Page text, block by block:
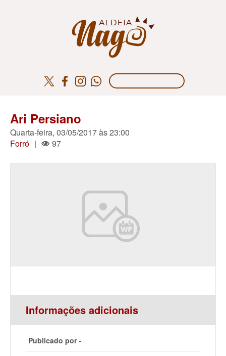
Ari Persiano
Quarta-feira, 03/05/2017 às 23:00
Forró | 97
Informações adicionais
Publicado por -